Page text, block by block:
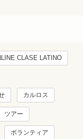
CLASE LATINO
カルロス
ツアー
ボランティア